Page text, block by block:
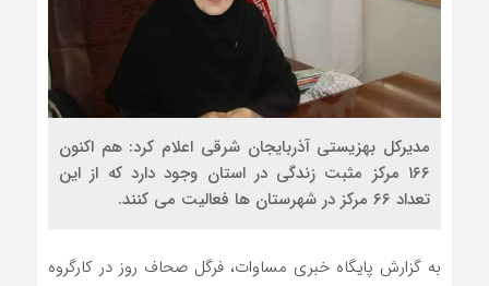
مدیرکل بهزیستی آذربایجان‌ شرقی اعلام کرد: هم اکنون
۱۶۶ مرکز مثبت زندگی در استان وجود دارد که از این
تعداد ۶۶ مرکز در شهرستان ها فعالیت می کنند.
به گزارش پایگاه خبری مساوات، فرگل صحاف روز در کارگروه